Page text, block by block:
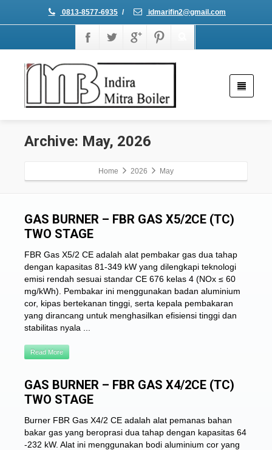
0813-8577-6935 / idmarifin2@gmail.com
Archive: May, 2026
Home 2026 May
GAS BURNER – FBR GAS X5/2CE (TC)
TWO STAGE
FBR Gas X5/2 CE adalah alat pembakar gas dua tahap
dengan kapasitas 81-349 kW yang dilengkapi teknologi
emisi rendah sesuai standar CE 676 kelas 4 (NOx ≤ 60
mg/kWh). Pembakar ini menggunakan badan aluminium
cor, kipas bertekanan tinggi, serta kepala pembakaran
yang dirancang untuk menghasilkan efisiensi tinggi dan
stabilitas nyala ...
Read More
GAS BURNER – FBR GAS X4/2CE (TC)
TWO STAGE
Burner FBR Gas X4/2 CE adalah alat pemanas bahan
bakar gas yang beroprasi dua tahap dengan kapasitas 64
-232 kW. Alat ini menggunakan bodi aluminium cor yang